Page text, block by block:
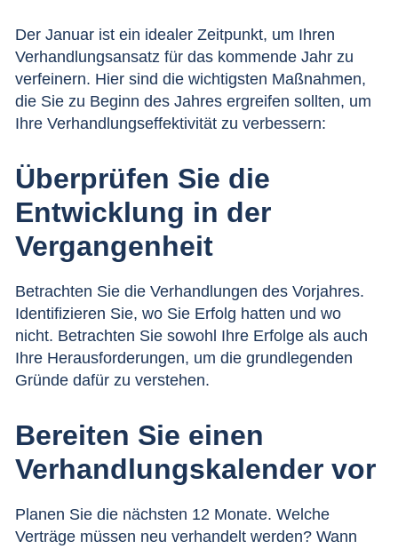
Der Januar ist ein idealer Zeitpunkt, um Ihren
Verhandlungsansatz für das kommende Jahr zu
verfeinern. Hier sind die wichtigsten Maßnahmen,
die Sie zu Beginn des Jahres ergreifen sollten, um
Ihre Verhandlungseffektivität zu verbessern:
Überprüfen Sie die
Entwicklung in der
Vergangenheit
Betrachten Sie die Verhandlungen des Vorjahres.
Identifizieren Sie, wo Sie Erfolg hatten und wo
nicht. Betrachten Sie sowohl Ihre Erfolge als auch
Ihre Herausforderungen, um die grundlegenden
Gründe dafür zu verstehen.
Bereiten Sie einen
Verhandlungskalender vor
Planen Sie die nächsten 12 Monate. Welche
Verträge müssen neu verhandelt werden? Wann